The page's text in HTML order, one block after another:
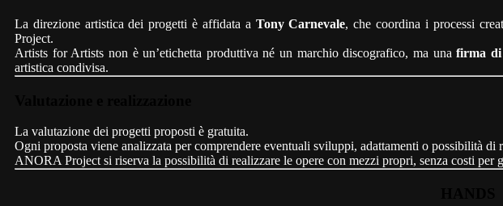
La direzione artistica dei progetti è affidata a Tony Carnevale, che coordina i processi
Project.
Artists for Artists non è un’etichetta produttiva né un marchio discografico, ma unafirma di
artistica condivisa.
La valutazione dei progetti proposti è gratuita.
Ogni proposta viene analizzata per comprendere eventuali sviluppi, adattamenti o possibilità di
ANORA Project si riserva la possibilità di realizzare le opere con mezzi propri, senza costi per